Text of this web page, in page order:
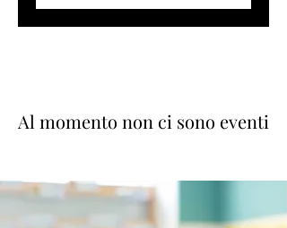
Al momento non ci sono eventi